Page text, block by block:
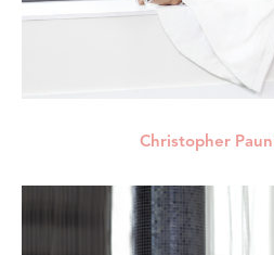
Christopher